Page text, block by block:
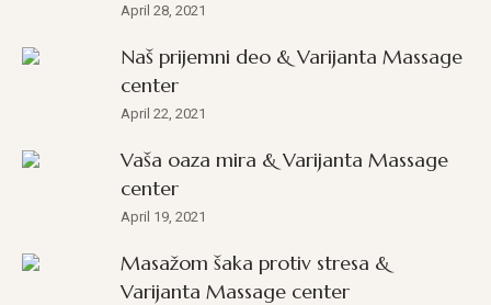
April 28, 2021
Naš prijemni deo & Varijanta Massage
center
April 22, 2021
Vaša oaza mira & Varijanta Massage
center
April 19, 2021
Masažom šaka protiv stresa &
Varijanta Massage center